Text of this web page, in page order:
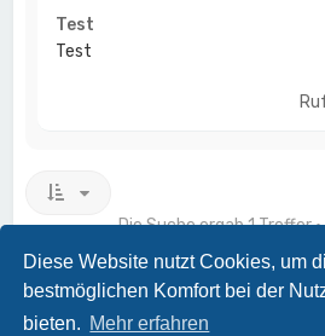
Diese Website nutzt Cookies, um
bestmöglichen Komfort bei der
bieten. Mehr erfahren
Test
Test
Die Suche ergab 1 Treffer